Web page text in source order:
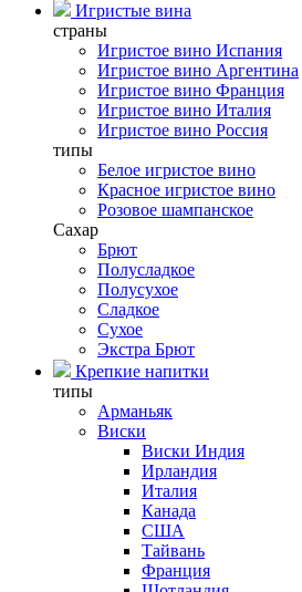
Игристые вина
страны
Игристое вино Испания
Игристое вино Аргентина
Игристое вино Франция
Игристое вино Италия
Игристое вино Россия
типы
Белое игристое вино
Красное игристое вино
Розовое шампанское
Сахар
Брют
Полусладкое
Полусухое
Сладкое
Сухое
Экстра Брют
Крепкие напитки
типы
Арманьяк
Виски
Виски Индия
Ирландия
Италия
Канада
США
Тайвань
Франция